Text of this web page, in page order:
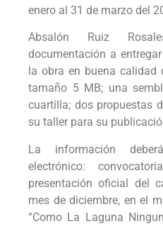
enero al 31 de marzo del
Absalón Ruiz
documentación a
la obra en buena
tamaño 5 MB; una
cuartilla; dos propuestas
su taller para su
La información
electrónico:
presentación oficial del
mes de diciembre, en el
“Como La Laguna